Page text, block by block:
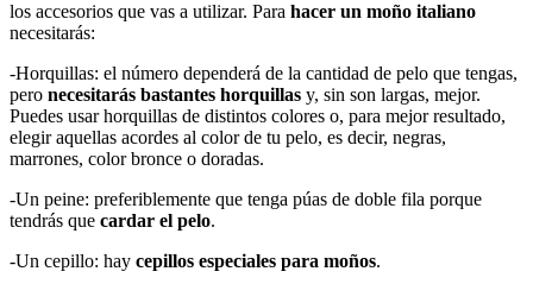
los accesorios que vas a utilizar. Para hacer un moño italiano
necesitarás:
-Horquillas: el número dependerá de la cantidad de pelo que tengas,
pero necesitarás bastantes horquillas y, sin son largas, mejor.
Puedes usar horquillas de distintos colores o, para mejor resultado,
elegir aquellas acordes al color de tu pelo, es decir, negras,
marrones, color bronce o doradas.
-Un peine: preferiblemente que tenga púas de doble fila porque
tendrás que cardar el pelo.
-Un cepillo: hay cepillos especiales para moños.